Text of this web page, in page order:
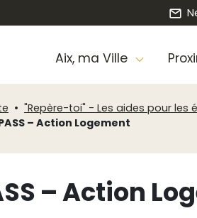
Aix, ma Ville
"Repère-toi" - Les aides pour les
– Action Logement
– Action